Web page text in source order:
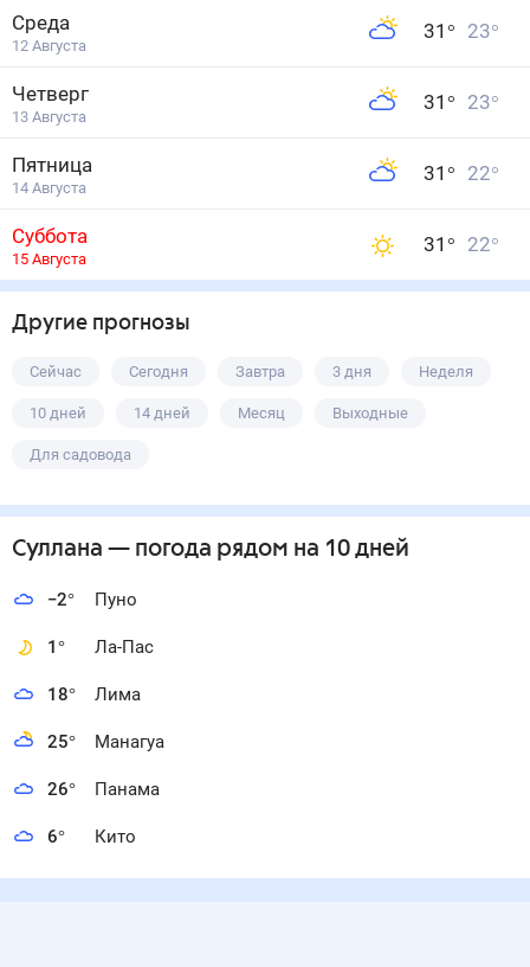
Среда
12 Августа
31 ° 23°
Четверг
13 Августа
31 ° 23°
Пятница
14 Августа
31 ° 22°
Суббота
15 Августа
31 ° 22°
Другие прогнозы
Сейчас Сегодня Завтра 3 дня Неделя
10 дней 14 дней Месяц Выходные
Для садовода
Суллана — погода рядом на 10 дней
−2° Пуно
1° Ла-Пас
18° Лима
25° Манагуа
26° Панама
6° Кито